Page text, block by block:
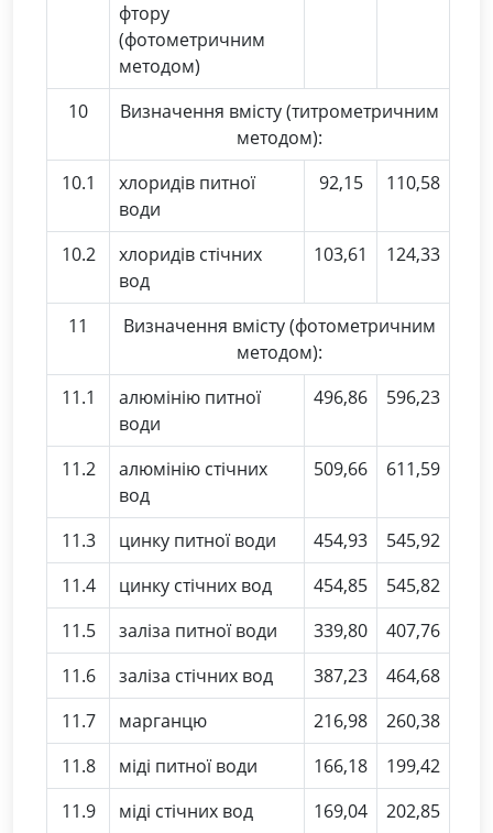
фтору
(фотометричним
методом)
10
Визначення вмісту (титрометричним
методом):
10.1
хлоридів питної
води
92,15 110,58
10.2
хлоридів стічних
вод
103,61 124,33
11
Визначення вмісту (фотометричним
методом):
11.1
алюмінію питної
води
496,86 596,23
11.2
алюмінію стічних
вод
509,66 611,59
11.3 цинку питної води 454,93
545,92
11.4
цинку стічних вод 454,85
545,82
11.5
заліза питної води 339,80
407,76
11.6
заліза стічних вод 387,23
464,68
11.7
марганцю 216,98
260,38
11.8
міді питної води 166,18
199,42
11.9
міді стічних вод 169,04
202,85